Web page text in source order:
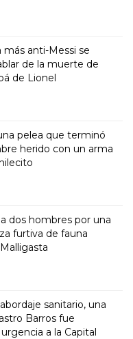
más anti-Messi se
de la muerte de
de Lionel
pelea que terminó
herido con un arma
dos hombres por una
furtiva de fauna
sanitario, una
Barros fue
a la Capital